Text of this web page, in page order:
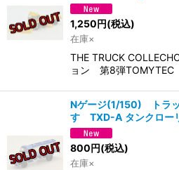
1,250円(税込)
在庫×
THE TRUCK
ョン 第8弾TOMYTEC
Nゲージ(1/150) トラ
すゞTXD-A タンクロー
800円(税込)
在庫×